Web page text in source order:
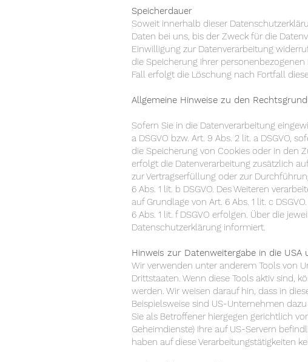
Speicherdauer
Soweit innerhalb dieser
Daten bei uns, bis der Zweck für die
Einwilligung zur Datenverarbeitung
die Speicherung Ihrer
Fall erfolgt die Löschung nach Fortfall
Allgemeine Hinweise zu den
Sofern Sie in die Datenverarbeitung
a DSGVO bzw. Art. 9 Abs. 2 lit. a DSGVO,
die Speicherung von Cookies oder in den
erfolgt die Datenverarbeitung zusätzlich
zur Vertragserfüllung oder zur
6 Abs. 1 lit. b DSGVO. Des Weiteren
auf Grundlage von Art. 6 Abs. 1 lit. c
6 Abs. 1 lit. f DSGVO erfolgen. Über die
Datenschutzerklärung informiert.
Hinweis zur Datenweitergabe in die
Wir verwenden unter anderem Tools von
Drittstaaten. Wenn diese Tools aktiv sind,
werden. Wir weisen darauf hin, dass in
Beispielsweise sind US-Unternehmen
Sie als Betroffener hiergegen gerichtlich
Geheimdienste) Ihre auf US-Servern
haben auf diese Verarbeitungstätigkeiten